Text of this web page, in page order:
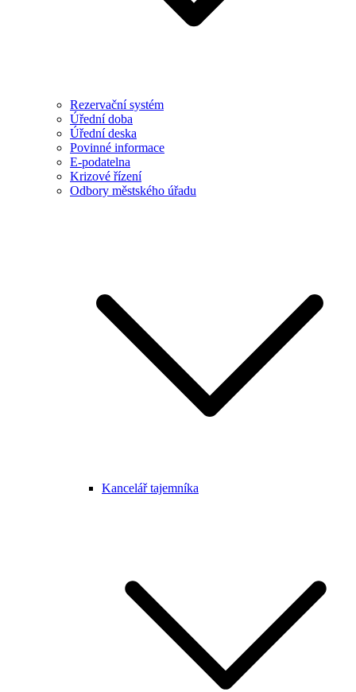
Rezervační systém
Úřední doba
Úřední deska
Povinné informace
E-podatelna
Krizové řízení
Odbory městského úřadu
Kancelář tajemníka